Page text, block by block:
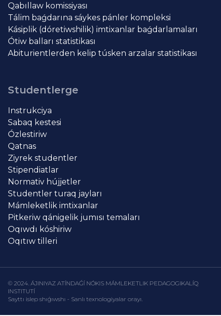
Qabıllaw komissiyası
Tálim baǵdarına sáykes pánler kompleksi
Kásiplik (dóretiwshilik) imtixanlar baǵdarlamaları
Ótiw balları statistikası
Abiturientlerden kelip túsken arzalar statistikası
Studentlerge
Instrukciya
Sabaq kestesi
Ózlestiriw
Qatnas
Ziyrek studentler
Stipendiatlar
Normativ hújjetler
Studentler turaq jayları
Mámleketlik imtixanlar
Pitkeriw qánigelik jumısı temaları
Oqıwdı kóshiriw
Oqıtıw tilleri
© 2024. ÁJINIYAZ ATÍNDAǴÍ NÓKIS MÁMLEKETLIK PEDAGOGIKALÍQ
INSTITUTÍ
Sayttı islep shıǵıwshı - Sanlı texnologiyalar orayı.